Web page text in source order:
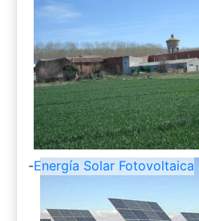
-Energía Solar Fotovoltaica